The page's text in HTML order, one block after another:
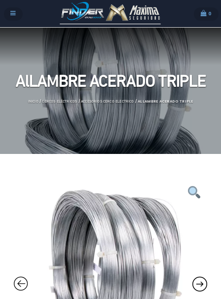
0
AlLAMBRE ACERADO TRIPLE
INICIO/CERCOS ELÉCTRICOS/ACCESORIOS CERCO ELECTRICO / ALLAMBRE ACERADO TRIPLE